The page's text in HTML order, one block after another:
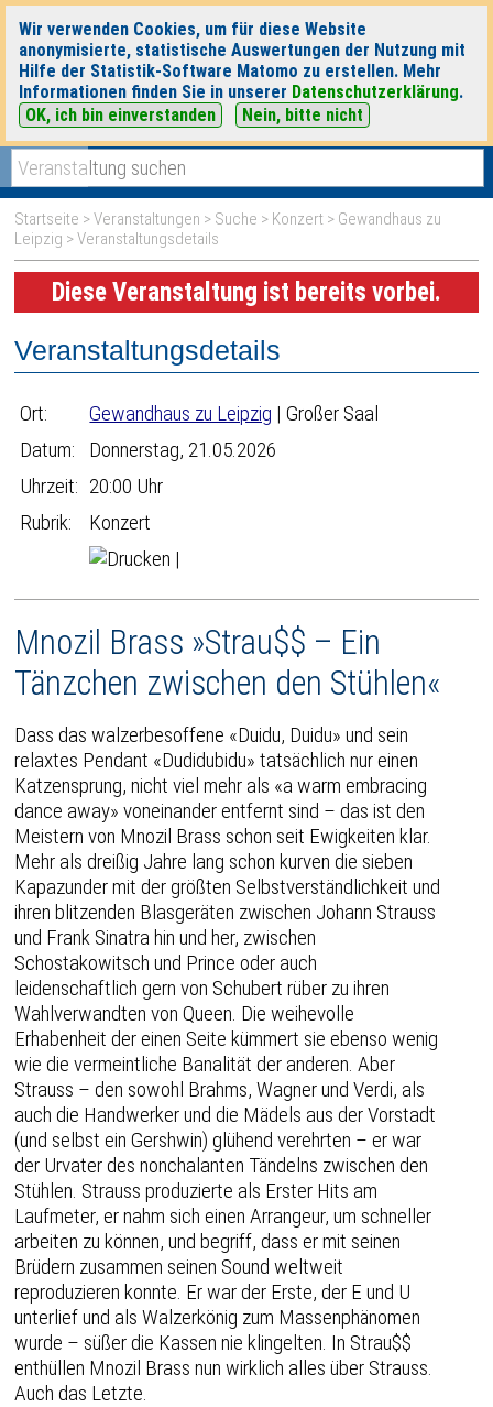
Wir verwenden Cookies, um für diese Website
anonymisierte, statistische Auswertungen der Nutzung mit
Hilfe der Statistik-Software Matomo zu erstellen. Mehr
Informationen finden Sie in unserer Datenschutzerklärung.
OK, ich bin einverstanden
Nein, bitte nicht
heute|morgen|
Startseite >Veranstaltungen > Suche > Konzert > Gewandhaus zu
Leipzig > Veranstaltungsdetails
Diese Veranstaltung ist bereits vorbei.
Veranstaltungsdetails
Ort: Gewandhaus zu Leipzig | Großer Saal
Datum:
Donnerstag, 21.05.2026
Uhrzeit: 20:00 Uhr
Rubrik:
Konzert
|
Mnozil Brass »Strau$$ – Ein
Tänzchen zwischen den Stühlen«
Dass das walzerbesoffene «Duidu, Duidu» und sein
relaxtes Pendant «Dudidubidu» tatsächlich nur einen
Katzensprung, nicht viel mehr als «a warm embracing
dance away» voneinander entfernt sind – das ist den
Meistern von Mnozil Brass schon seit Ewigkeiten klar.
Mehr als dreißig Jahre lang schon kurven die sieben
Kapazunder mit der größten Selbstverständlichkeit und
ihren blitzenden Blasgeräten zwischen Johann Strauss
und Frank Sinatra hin und her, zwischen
Schostakowitsch und Prince oder auch
leidenschaftlich gern von Schubert rüber zu ihren
Wahlverwandten von Queen. Die weihevolle
Erhabenheit der einen Seite kümmert sie ebenso wenig
wie die vermeintliche Banalität der anderen. Aber
Strauss – den sowohl Brahms, Wagner und Verdi, als
auch die Handwerker und die Mädels aus der Vorstadt
(und selbst ein Gershwin) glühend verehrten – er war
der Urvater des nonchalanten Tändelns zwischen den
Stühlen. Strauss produzierte als Erster Hits am
Laufmeter, er nahm sich einen Arrangeur, um schneller
arbeiten zu können, und begriff, dass er mit seinen
Brüdern zusammen seinen Sound weltweit
reproduzieren konnte. Er war der Erste, der E und U
unterlief und als Walzerkönig zum Massenphänomen
wurde – süßer die Kassen nie klingelten. In Strau$$
enthüllen Mnozil Brass nun wirklich alles über Strauss.
Auch das Letzte.